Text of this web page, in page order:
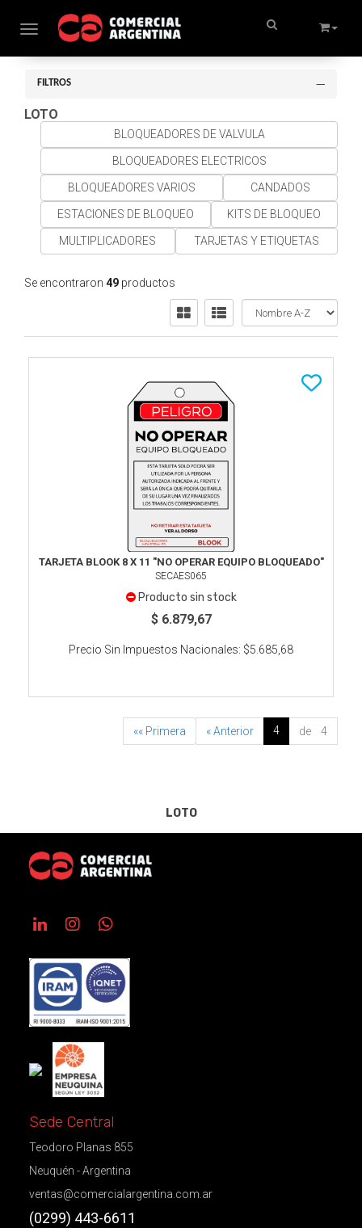
Toggle navigation
FILTROS
LOTO
BLOQUEADORES DE VALVULA
BLOQUEADORES ELECTRICOS
BLOQUEADORES VARIOS CANDADOS
ESTACIONES DE BLOQUEO KITS DE BLOQUEO
MULTIPLICADORES TARJETAS Y ETIQUETAS
Se encontraron 49 productos
TARJETA BLOOK 8 X 11 "NO OPERAR EQUIPO BLOQUEADO"
SECAES065
Producto sin stock
$ 6.879,67
Precio Sin Impuestos Nacionales: $5.685,68
«« Primera « Anterior 4 de 4
LOTO
Sede Central
Teodoro Planas 855
Neuquén - Argentina
ventas@comercialargentina.com.ar
(0299) 443-6611